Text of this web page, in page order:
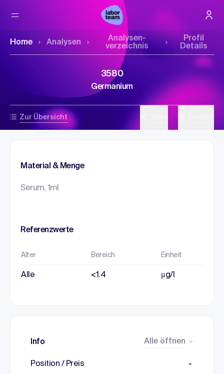
Home Analysen
Analysen­
verzeichnis
Profil
Details
Zur Übersicht
3580
Germanium
Material & Menge
Serum, 1ml
Referenzwerte
Alter Bereich Einheit
Alle <1.4 μg/l
Info Alle öffnen
Position / Preis